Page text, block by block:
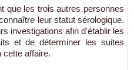
que les trois autres personnes
leur statut sérologique.
investigations afin d'établir les
et de déterminer les suites
cette affaire.